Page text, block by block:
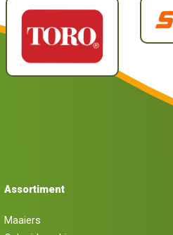
Assortiment
Maaiers